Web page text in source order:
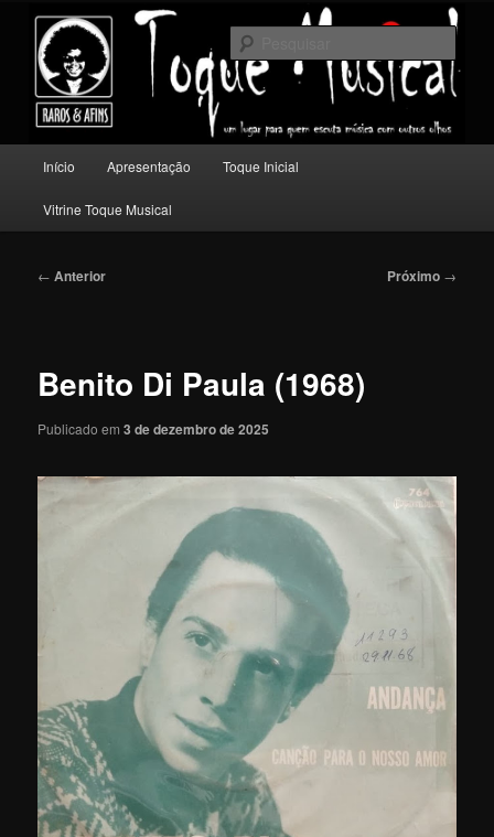
conteúdo
principalToque Musical
Um lugar para quem escuta música com outros olhos.
principal
Início Apresentação Toque Inicial
Vitrine Toque Musical
Navegação
← Anterior Próximo →
Benito Di Paula (1968)
Publicado em3 de dezembro de 2025